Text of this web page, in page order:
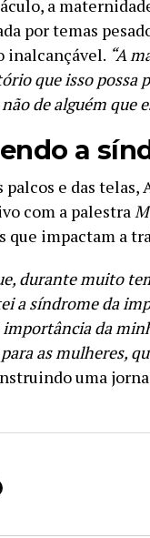
a
por temas
inalcançável. “A
que isso possa
de alguém que
a
palcos e das telas,
com a palestra
que impactam a
durante muito
a síndrome da
importância da
as mulheres,
uma